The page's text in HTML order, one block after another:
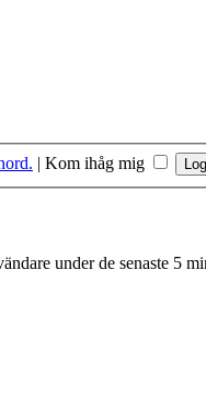
| Kom ihåg mig
under de senaste 5